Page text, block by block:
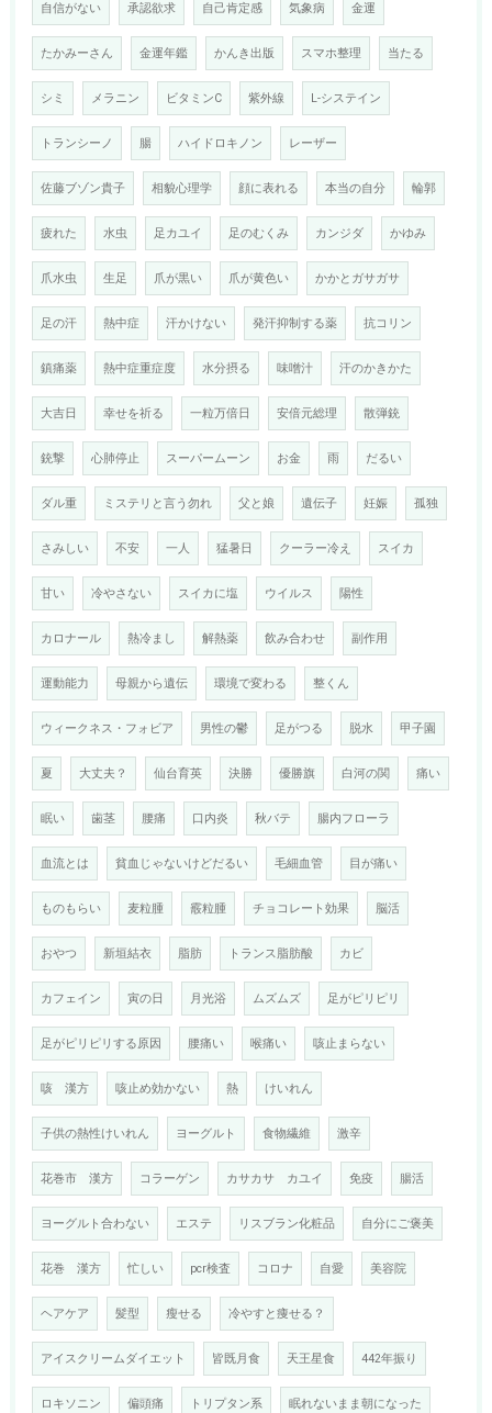
自信がない 承認欲求 自己肯定感 気象病 金運
たかみーさん 金運年鑑 かんき出版 スマホ整理 当たる
シミ メラニン ビタミンC 紫外線 L-システイン
トランシーノ 腸 ハイドロキノン レーザー
佐藤ブゾン貴子 相貌心理学 顔に表れる 本当の自分 輪郭
疲れた 水虫 足カユイ 足のむくみ カンジダ かゆみ
爪水虫 生足 爪が黒い 爪が黄色い かかとガサガサ
足の汗 熱中症 汗かけない 発汗抑制する薬 抗コリン
鎮痛薬 熱中症重症度 水分摂る 味噌汁 汗のかきかた
大吉日 幸せを祈る 一粒万倍日 安倍元総理 散弾銃
銃撃 心肺停止 スーパームーン お金 雨 だるい
ダル重 ミステリと言う勿れ 父と娘 遺伝子 妊娠 孤独
さみしい 不安 一人 猛暑日 クーラー冷え スイカ
甘い 冷やさない スイカに塩 ウイルス 陽性
カロナール 熱冷まし 解熱薬 飲み合わせ 副作用
運動能力 母親から遺伝 環境で変わる 整くん
ウィークネス・フォビア 男性の鬱 足がつる 脱水 甲子園
夏 大丈夫？ 仙台育英 決勝 優勝旗 白河の関 痛い
眠い 歯茎 腰痛 口内炎 秋バテ 腸内フローラ
血流とは 貧血じゃないけどだるい 毛細血管 目が痛い
ものもらい 麦粒腫 霰粒腫 チョコレート効果 脳活
おやつ 新垣結衣 脂肪 トランス脂肪酸 カビ
カフェイン 寅の日 月光浴 ムズムズ 足がピリピリ
足がピリピリする原因 腰痛い 喉痛い 咳止まらない
咳 漢方 咳止め効かない 熱 けいれん
子供の熱性けいれん ヨーグルト 食物繊維 激辛
花巻市 漢方 コラーゲン カサカサ カユイ 免疫 腸活
ヨーグルト合わない エステ リスブラン化粧品 自分にご褒美
花巻 漢方 忙しい pcr検査 コロナ 自愛 美容院
ヘアケア 髪型 瘦せる 冷やすと痩せる？
アイスクリームダイエット 皆既月食 天王星食 442年振り
ロキソニン 偏頭痛 トリプタン系 眠れないまま朝になった